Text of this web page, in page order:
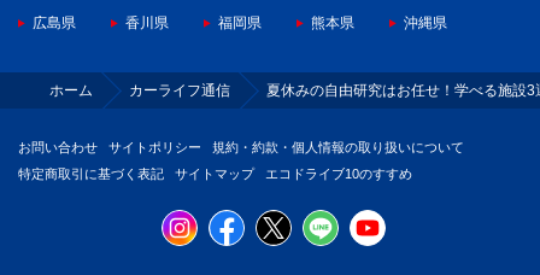
広島県 香川県 福岡県 熊本県 沖縄県
ホーム カーライフ通信 夏休みの自由研究はお任せ！学べる施設
お問い合わせ サイトポリシー
規約・約款・個人情報の取り扱いについて
特定商取引に基づく表記
サイトマップ エコドライブ10のすすめ